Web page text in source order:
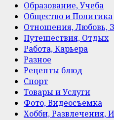
Образование, Учеба
Общество и Политика
Отношения, Любовь,
Путешествия, Отдых
Работа, Карьера
Разное
Рецепты блюд
Спорт
Товары и Услуги
Фото, Видеосъемка
Хобби, Развлечения,